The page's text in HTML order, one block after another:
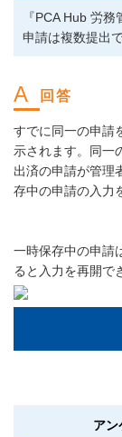
『PCA Hub 労
申請は複数提出
すでに同一の申請
示されます。同一
出済の申請が管理
存中の申請の入力
一時保存中の申請
ると入力を再開で
アン